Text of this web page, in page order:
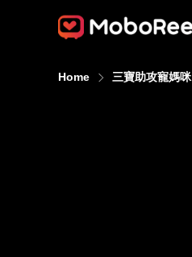
Home 三寶助攻寵媽咪